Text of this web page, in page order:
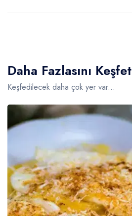
Daha Fazlasını Keşfet
Keşfedilecek daha çok yer var...